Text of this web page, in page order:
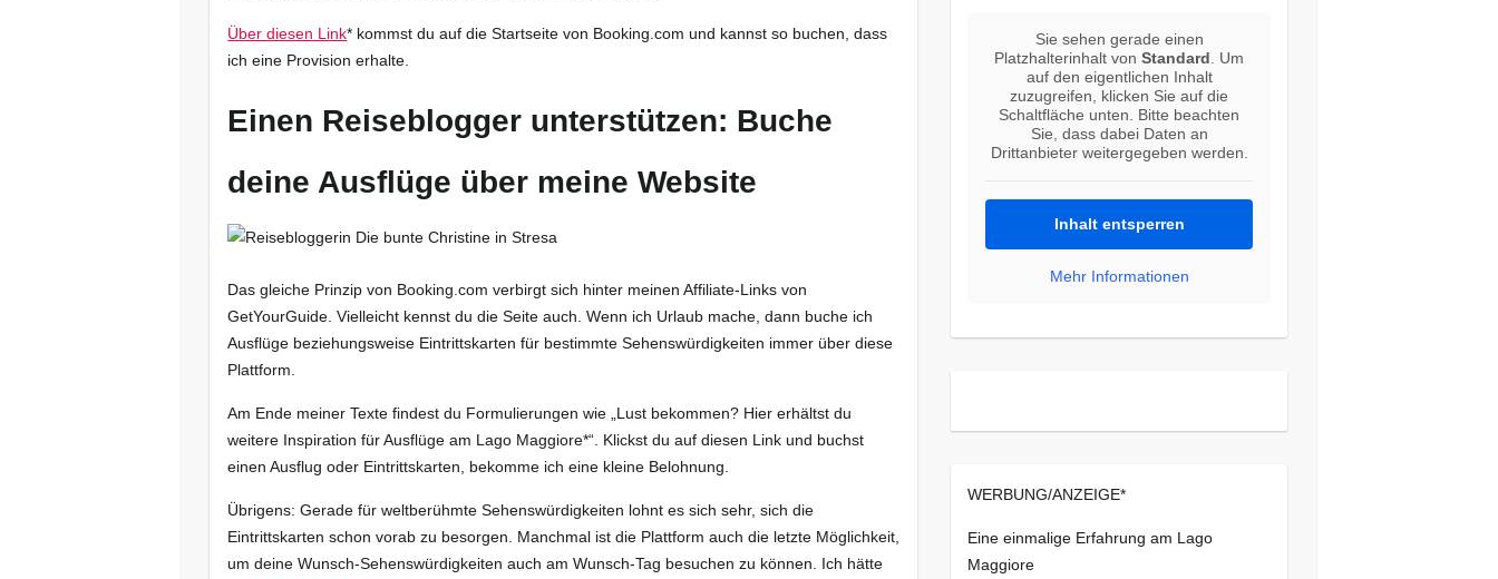
Über diesen Link* kommst du auf die Startseite von Booking.com und kannst so buchen, dass
ich eine Provision erhalte.
Einen Reiseblogger unterstützen: Buche
deine Ausflüge über meine Website
Das gleiche Prinzip von Booking.com verbirgt sich hinter meinen Affiliate-Links von
GetYourGuide. Vielleicht kennst du die Seite auch. Wenn ich Urlaub mache, dann buche ich
Ausflüge beziehungsweise Eintrittskarten für bestimmte Sehenswürdigkeiten immer über diese
Plattform.
Am Ende meiner Texte findest du Formulierungen wie „Lust bekommen? Hier erhältst du
weitere Inspiration für Ausflüge am Lago Maggiore*“. Klickst du auf diesen Link und buchst
einen Ausflug oder Eintrittskarten, bekomme ich eine kleine Belohnung.
Übrigens: Gerade für weltberühmte Sehenswürdigkeiten lohnt es sich sehr, sich die
Eintrittskarten schon vorab zu besorgen. Manchmal ist die Plattform auch die letzte Möglichkeit,
um deine Wunsch-Sehenswürdigkeiten auch am Wunsch-Tag besuchen zu können. Ich hätte
Sie sehen gerade einen
Platzhalterinhalt vonStandard . Um
auf den eigentlichen Inhalt
zuzugreifen, klicken Sie auf die
Schaltfläche unten. Bitte beachten
Sie, dass dabei Daten an
Drittanbieter weitergegeben werden.
Inhalt entsperren
Mehr Informationen
WERBUNG/ANZEIGE*
Eine einmalige Erfahrung am Lago
Maggiore